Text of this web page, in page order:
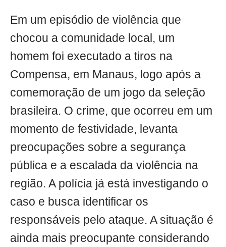
Em um episódio de violência que
chocou a comunidade local, um
homem foi executado a tiros na
Compensa, em Manaus, logo após a
comemoração de um jogo da seleção
brasileira. O crime, que ocorreu em um
momento de festividade, levanta
preocupações sobre a segurança
pública e a escalada da violência na
região. A polícia já está investigando o
caso e busca identificar os
responsáveis pelo ataque. A situação é
ainda mais preocupante considerando